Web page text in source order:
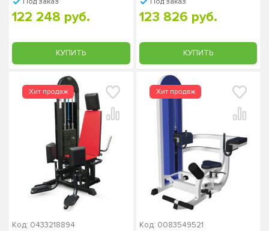
122 248 руб.
КУПИТЬ
123 826 руб.
КУПИТЬ
Код: 0433218894 Код: 0083549521